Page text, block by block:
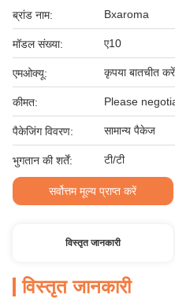
ब्रांड नाम: Bxaroma
मॉडल संख्या: ए10
एमओक्यू: कृपया बातचीत करें
कीमत: Please
पैकेजिंग विवरण: सामान्य पैकेज
भुगतान की शर्तें: टी/टी
सर्वोत्तम मूल्य प्राप्त करें
विस्तृत जानकारी
विस्तृत जानकारी